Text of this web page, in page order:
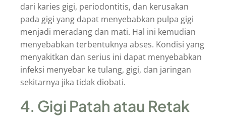
dari karies gigi, periodontitis, dan kerusakan
pada gigi yang dapat menyebabkan pulpa gigi
menjadi meradang dan mati. Hal ini kemudian
menyebabkan terbentuknya abses. Kondisi yang
menyakitkan dan serius ini dapat menyebabkan
infeksi menyebar ke tulang, gigi, dan jaringan
sekitarnya jika tidak diobati.
4. Gigi Patah atau Retak